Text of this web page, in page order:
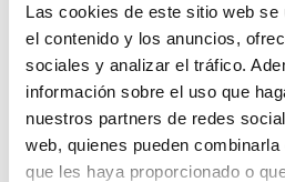
Las cookies de este sitio web se
el contenido y los anuncios,
sociales y analizar el tráfico.
información sobre el uso que
nuestros partners de redes
web, quienes pueden
que les haya proporcionado o
exclusivos, Ximenez
llenar la ciudad
Luces de